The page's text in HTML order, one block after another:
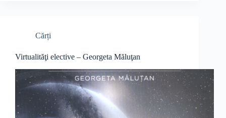
Cărți
Virtualităţi elective – Georgeta Măluţan